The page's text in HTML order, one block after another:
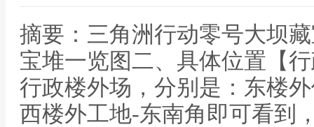
摘要：三角洲行动零号大坝
宝堆一览图二、具体位置【
行政楼外场，分别是：东楼
西楼外工地-东南角即可看到